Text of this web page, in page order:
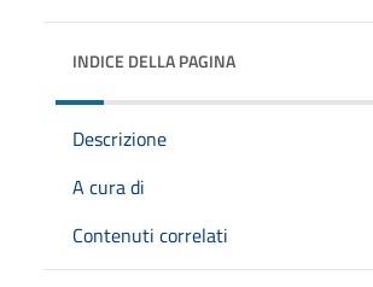
INDICE DELLA PAGINA
Descrizione
A cura di
Contenuti correlati